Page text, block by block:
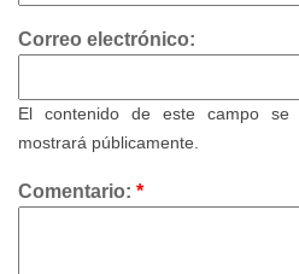
Correo electrónico:
El contenido de este campo
mostrará públicamente.
Comentario: *